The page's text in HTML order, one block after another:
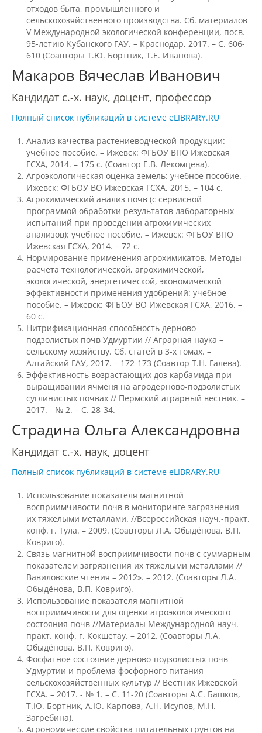
Вступительные испытания
Целевой прием
Общежития
Среднее профессиональное
образование
Высшее на базе СПО, второе высшее
Подготовка к ЕГЭ и ОГЭ
Профориентация
День открытых дверей
Иностранным гражданам
Конкурсные списки абитуриентов
Студентам
Управление по воспитательной работе
Документы
Рабочие программы
Консультация психолога
Расписание
Спорт
Студенческий совет
отходов быта, промышленного и
сельскохозяйственного производства. Сб. материалов
V Международной экологической конференции, посв.
95-летию Кубанского ГАУ. – Краснодар, 2017. – С. 606-
610 (Соавторы Т.Ю. Бортник, Т.Е. Иванова).
Макаров Вячеслав Иванович
Кандидат с.-х. наук, доцент, профессор
Полный список публикаций в системе eLIBRARY.RU
Анализ качества растениеводческой продукции:
учебное пособие. – Ижевск: ФГБОУ ВПО Ижевская
ГСХА, 2014. – 175 с. (Соавтор Е.В. Лекомцева).
Агроэкологическая оценка земель: учебное пособие. –
Ижевск: ФГБОУ ВО Ижевская ГСХА, 2015. – 104 с.
Агрохимический анализ почв (c сервисной
программой обработки результатов лабораторных
испытаний при проведении агрохимических
анализов): учебное пособие. – Ижевск: ФГБОУ ВПО
Ижевская ГСХА, 2014. – 72 с.
Нормирование применения агрохимикатов. Методы
расчета технологической, агрохимической,
экологической, энергетической, экономической
эффективности применения удобрений: учебное
пособие. – Ижевск: ФГБОУ ВО Ижевская ГСХА, 2016. –
60 с.
Нитрификационная способность дерново-
подзолистых почв Удмуртии // Аграрная наука –
сельскому хозяйству. Сб. статей в 3-х томах. –
Алтайский ГАУ, 2017. – 172-173 (Соавтор Т.Н. Галева).
Эффективность возрастающих доз карбамида при
выращивании ячменя на агродерново-подзолистых
суглинистых почвах // Пермский аграрный вестник. –
2017. - № 2. – С. 28-34.
Страдина Ольга Александровна
Кандидат с.-х. наук, доцент
Полный список публикаций в системе eLIBRARY.RU
Использование показателя магнитной
восприимчивости почв в мониторинге загрязнения
их тяжелыми металлами. //Всероссийская науч.-практ.
конф. г. Тула. – 2009. (Соавторы Л.А. Обыдёнова, В.П.
Ковриго).
Связь магнитной восприимчивости почв с суммарным
показателем загрязнения их тяжелыми металлами //
Вавиловские чтения – 2012». – 2012. (Соавторы Л.А.
Обыдёнова, В.П. Ковриго).
Использование показателя магнитной
восприимчивости для оценки агроэкологического
состояния почв //Материалы Международной науч.-
практ. конф. г. Кокшетау. – 2012. (Соавторы Л.А.
Обыдёнова, В.П. Ковриго).
Фосфатное состояние дерново-подзолистых почв
Удмуртии и проблема фосфорного питания
сельскохозяйственных культур // Вестник Ижевской
ГСХА. – 2017. - № 1. – С. 11-20 (Соавторы А.С. Башков,
Т.Ю. Бортник, А.Ю. Карпова, А.Н. Исупов, М.Н.
Загребина).
Агрономические свойства питательных грунтов на